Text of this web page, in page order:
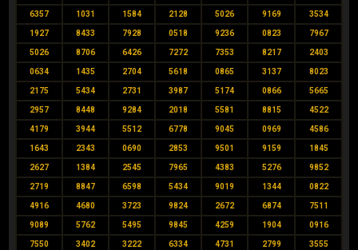
6357 1031 1584 2128 5026 9169 3534
1927 8433 7928 0518 9236 0823 7967
5026 8706 6426 7272 7353 8217 2403
0634 1435 2704 5618 0865 3137 8023
2175 5434 2731 3987 5174 0866 5665
2957 8448 9284 2018 5581 8815 4522
4179 3944 5512 6778 9045 0969 4586
1643 2343 0690 2853 9501 9159 1845
2627 1384 2545 7965 4383 5276 9852
2719 8847 6598 5434 9019 1344 0822
4916 4680 3723 9824 2672 6874 7511
9089 5762 5495 9845 4259 1904 0916
7550 3402 3222 6334 4731 2799 3555